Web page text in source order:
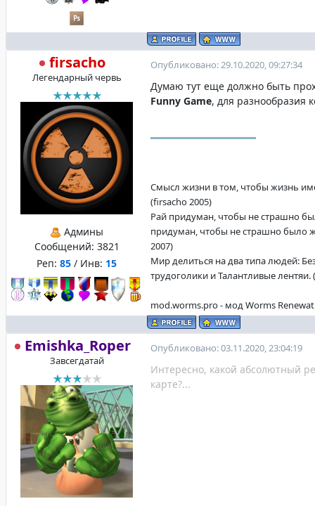
firsacho
Легендарный червь
Админы
Сообщений: 3821
Реп: 85 / Инв: 15
Опубликовано: 29.10.2020, 09:27:34
Думаю тут еще должно быть
Funny Game, для разнообразия
Смысл жизни в том, чтобы жизнь
(firsacho 2005)
Рай придуман, чтобы не страшно
придуман, чтобы не страшно было
2007)
Мир делиться на два типа людей:
трудоголики и Талантливые лентяи.
mod.worms.pro - мод Worms
Emishka_Roper
Завсегдатай
Опубликовано: 03.11.2020, 23:04:19
Интересно, какой абсолютный
карте?...